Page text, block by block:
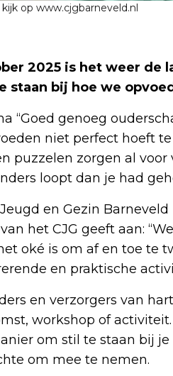
op www.cjgbarneveld.nl
2025 is het weer
staan bij hoe we
“Goed genoeg
niet perfect hoeft
puzzelen zorgen al
loopt dan je had
en Gezin
het CJG geeft aan:
oké is om af en toe te
en praktische
en verzorgers van
workshop of
om stil te staan bij
om mee te nemen.